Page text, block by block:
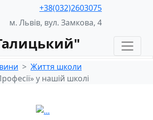
+38(032)2603075
м. Львів, вул. Замкова, 4
Життя школи
у нашій школі